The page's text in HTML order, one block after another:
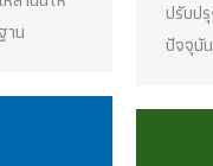
ปรับป
ปัจจุบัน
าน